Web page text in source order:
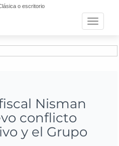
o escritorio
Toggle
Nisman
conflicto
y el Grupo